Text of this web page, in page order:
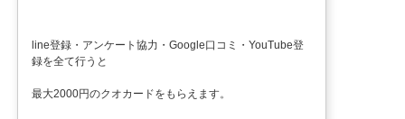
line登録・アンケート協力・Google口コミ・YouTube登
録を全て行うと
最大2000円のクオカードをもらえます。